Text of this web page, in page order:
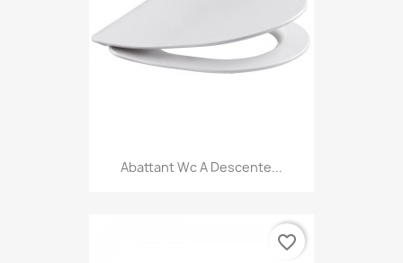
Abattant Wc A Descente...
favorite_border